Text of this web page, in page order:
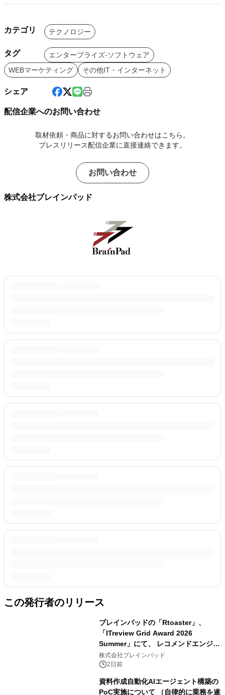
カテゴリ テクノロジー
タグ
エンタープライズ-ソフトウェア
WEBマーケティング
その他IT・インターネット
シェア
配信企業へのお問い合わせ
取材依頼・商品に対するお問い合わせはこちら。
プレスリリース配信企業に直接連絡できます。
お問い合わせ
株式会社ブレインパッド
この発行者のリリース
ブレインパッドの「Rtoaster」、
「ITreview Grid Award 2026
Summer」にて、 レコメンドエンジン
部門およびDMPツール部門の最高位
「Leader」を23期連続受賞
株式会社ブレインパッド
2日前
資料作成自動化AIエージェント構築の
PoC実施について （自律的に業務を遂